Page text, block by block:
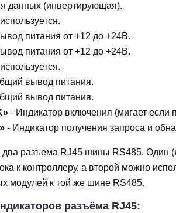
данных (инвертирующая).
питания от +12 до +24В.
питания от +12 до +24В.
вывод питания.
вывод питания.
- Индикатор включения (мигает если
- Индикатор получения запроса и
два разъема RJ45 шины RS485. Один
к контроллеру, а второй можно
модулей к той же шине RS485.
разъёма RJ45: